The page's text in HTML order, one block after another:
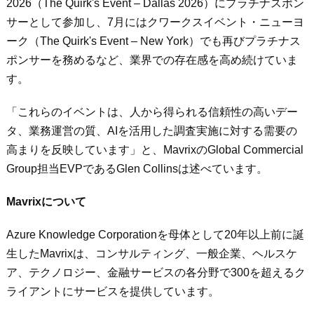
2026（The Quirk's Event – Dallas 2026）にプラチナスポン
サーとして参加し、7月にはクワークスイベント・ニューヨ
ーク（The Quirk's Event – New York）でも再びプラチナス
ポンサーを務めるなど、業界での存在感を高め続けていま
す。
「これらのイベントは、人から得られる信頼性の高いデー
タ、業務運営の質、AIを活用した調査実施に対する需要の
高まりを反映しています」と、MavrixのGlobal Commercial
Group担当EVPであるGlen Collinsは述べています。
Mavrixについて
Azure Knowledge Corporationを母体として20年以上前に誕
生したMavrixは、コンサルティング、一般企業、ヘルスケ
ア、テクノロジー、金融サービスの各分野で300を超えるク
ライアントにサービスを提供しています。